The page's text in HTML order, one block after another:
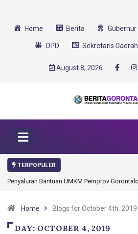
Home Berita Gubernur
OPD Sekretaris Daerah
August 8, 2026
TERPOPULER
Gorontalo Ikut Dukung Program SMA Unggul
Home Blogs for October 4th, 2019
DAY: OCTOBER 4, 2019